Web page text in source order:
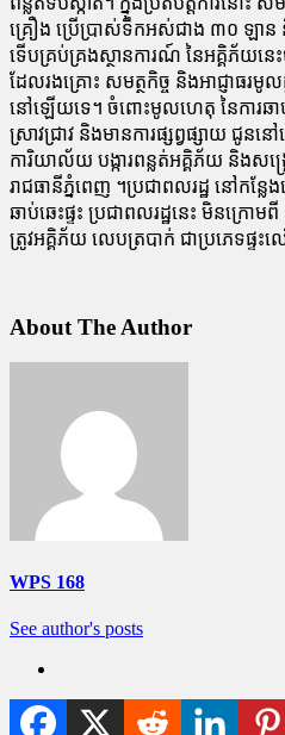
គ្រឿង ប្រើប្រាស់ទឹកអស់ជាង ៣០ ឡា
ទើបគ្រប់គ្រងស្ថានការណ៍ នៃអគ្គិភ័យនេះ
ដែលរងគ្រោះ សមត្ថកិច្ច និងអាជ្ញាធរមូ
នៅឡើយទេ។ ចំពោះមូលហេតុ នៃការឆា
ស្រាវជ្រាវ និងមានការផ្សព្វផ្សាយ ជូនន
ការិយាល័យ បង្ការពន្លត់អគ្គិភ័យ និងសង្គ្
រាជធានីភ្នំពេញ ។ប្រជាពលរដ្ឋ នៅកន្ល
ឆាប់ឆេះផ្ទះ ប្រជាពលរដ្ឋនេះ មិនក្រោម
ត្រូវអគ្គិភ័យ លេបត្របាក់ ជាប្រភេទផ្
About The Author
WPS 168
See author's posts